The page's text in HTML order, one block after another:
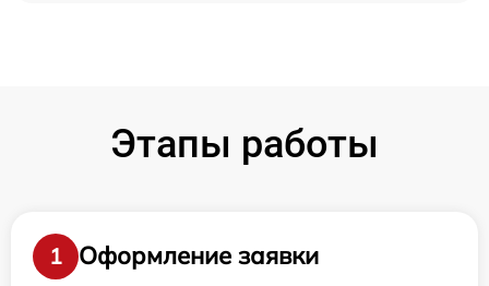
Этапы работы
1
Оформление заявки